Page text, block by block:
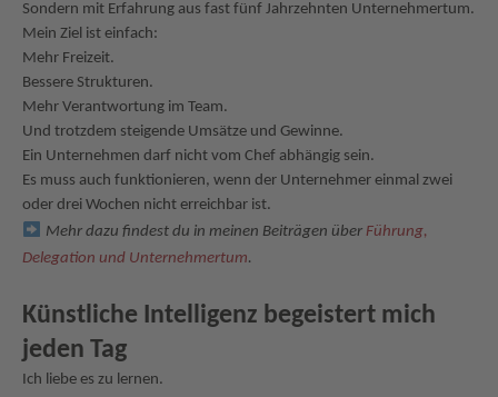
Sondern mit Erfahrung aus fast fünf Jahrzehnten Unternehmertum.
Mein Ziel ist einfach:
Mehr Freizeit.
Bessere Strukturen.
Mehr Verantwortung im Team.
Und trotzdem steigende Umsätze und Gewinne.
Ein Unternehmen darf nicht vom Chef abhängig sein.
Es muss auch funktionieren, wenn der Unternehmer einmal zwei
oder drei Wochen nicht erreichbar ist.
Mehr dazu findest du in meinen Beiträgen über Führung,
Delegation und Unternehmertum.
Künstliche Intelligenz begeistert mich
jeden Tag
Ich liebe es zu lernen.